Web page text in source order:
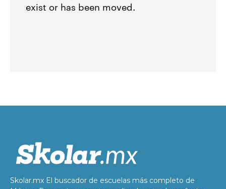
Skolar.mx El buscador de escuelas más completo de